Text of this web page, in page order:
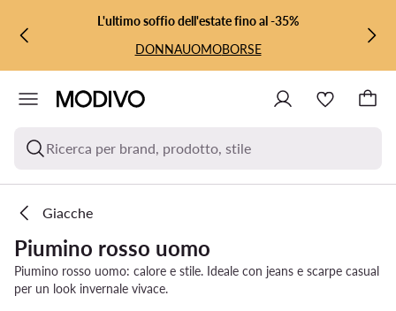
VAI AL CONTENUTO PRINCIPALE
VAI ALLA RICERCAL'ultimo soffio dell'estate fino al -35%
DONNAUOMOBORSE
Ricerca per brand, prodotto, stile
Giacche
Piumino rosso uomo
Piumino rosso uomo: calore e stile. Ideale con jeans e scarpe casual
per un look invernale vivace.